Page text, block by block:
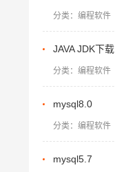
分类：编程软件
JAVA JDK下载
分类：编程软件
mysql8.0
分类：编程软件
mysql5.7